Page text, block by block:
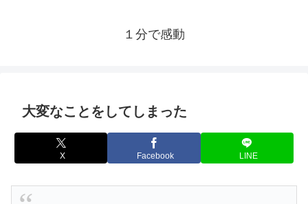
１分で感動
大変なことをしてしまった
X Facebook LINE